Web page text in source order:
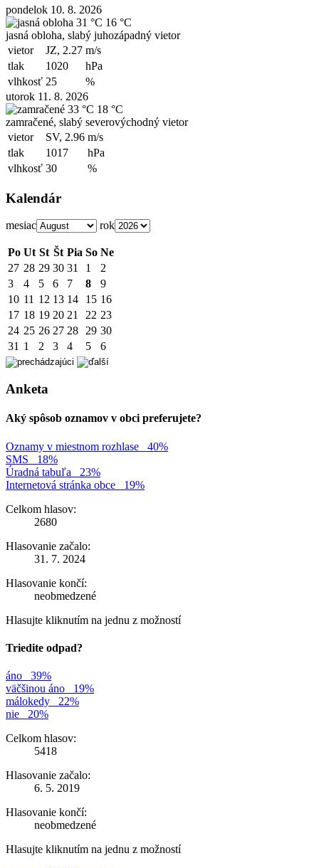
pondelok 10. 8. 2026
31 °C 16 °C
jasná obloha, slabý juhozápadný vietor
vietor
JZ, 2.27 m/s
tlak
1020
hPa
vlhkosť 25
%
utorok 11. 8. 2026
33 °C 18 °C
zamračené, slabý severovýchodný vietor
vietor
SV, 2.96 m/s
tlak
1017
hPa
vlhkosť 30 %
Kalendár
mesiac rok
Po Ut St Št Pia So Ne
27 28 29 30 31 1
2
3
4 5 6 7 8
9
10 11 12 13 14 15 16
17 18 19 20 21 22 23
24 25 26 27 28 29 30
31 1 2 3 4 5 6
Anketa
Aký spôsob oznamov v obci preferujete?
Oznamy v miestnom rozhlase
40%
SMS
18%
Úradná tabuľa
23%
Internetová stránka obce
19%
Celkom hlasov:
2680
Hlasovanie začalo:
31. 7. 2024
Hlasovanie končí:
neobmedzené
Hlasujte kliknutím na jednu z možností
Triedite odpad?
áno
39%
väčšinou áno
19%
málokedy
22%
nie
20%
Celkom hlasov:
5418
Hlasovanie začalo:
6. 5. 2019
Hlasovanie končí:
neobmedzené
Hlasujte kliknutím na jednu z možností